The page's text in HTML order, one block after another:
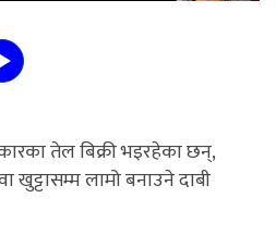
तेल बिक्री भइरहेका छन्,
लामो बनाउने दाबी